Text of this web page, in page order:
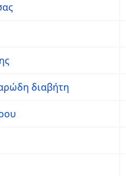
διαβήτη